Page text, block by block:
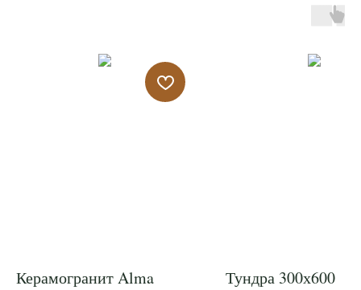
Керамогранит Alma
Тундра 300х600